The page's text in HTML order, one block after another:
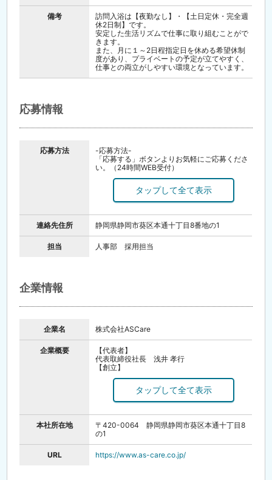
備考
訪問入浴は【夜勤なし】・【土日定休・完全週
休2日制】です。
安定した生活リズムで仕事に取り組むことがで
きます。
また、月に１～2日程指定日を休める希望休制
度があり、プライベートの予定が立てやすく、
仕事との両立がしやすい環境となっています。
応募情報
応募方法
-応募方法-
「応募する」ボタンよりお気軽にご応募くださ
い。（24時間WEB受付）
しご連絡致します。
【選考フロー】※一部異なる場合がございます
↓
☆採用担当者よりTEL・メール等にて面接日程
等のご連絡（2日以内）
※土・日のご応募は翌週に順次ご対応させてい
☆内定（面接後、1週間以内に合否通知）
☆入社（入社日要相談）
★各支店では毎月、転職者向けにWEB説明会を
実施しています。
「応募する前に話を聞いてみたい」、「もっと
詳しい話を聞いてみたい」方などオンラインで
気軽に参加可能です。
詳しくはこちらよりご覧ください
https://forms.gle/TeYX56LwSQYbmA7Q6
連絡先住所 静岡県静岡市葵区本通十丁目8番地の1
担当 人事部 採用担当
企業情報
企業名 株式会社ASCare
企業概要
【代表者】
代表取締役社長 浅井 孝行
【創立】
1974年（昭和49）年11月
【資本金】
訪問入浴介護
訪問介護
居宅介護支援
地域包括支援センター
通所介護（デイサービス）
本社所在地
〒420-0064 静岡県静岡市葵区本通十丁目8
の1
URL https://www.as-care.co.jp/